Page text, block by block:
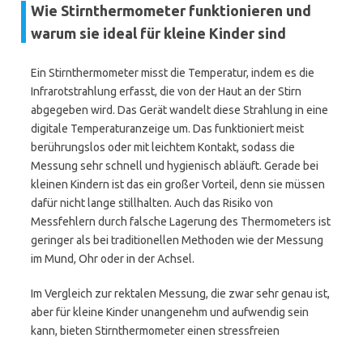
Wie Stirnthermometer funktionieren und
warum sie ideal für kleine Kinder sind
Ein Stirnthermometer misst die Temperatur, indem es die
Infrarotstrahlung erfasst, die von der Haut an der Stirn
abgegeben wird. Das Gerät wandelt diese Strahlung in eine
digitale Temperaturanzeige um. Das funktioniert meist
berührungslos oder mit leichtem Kontakt, sodass die
Messung sehr schnell und hygienisch abläuft. Gerade bei
kleinen Kindern ist das ein großer Vorteil, denn sie müssen
dafür nicht lange stillhalten. Auch das Risiko von
Messfehlern durch falsche Lagerung des Thermometers ist
geringer als bei traditionellen Methoden wie der Messung
im Mund, Ohr oder in der Achsel.
Im Vergleich zur rektalen Messung, die zwar sehr genau ist,
aber für kleine Kinder unangenehm und aufwendig sein
kann, bieten Stirnthermometer einen stressfreien